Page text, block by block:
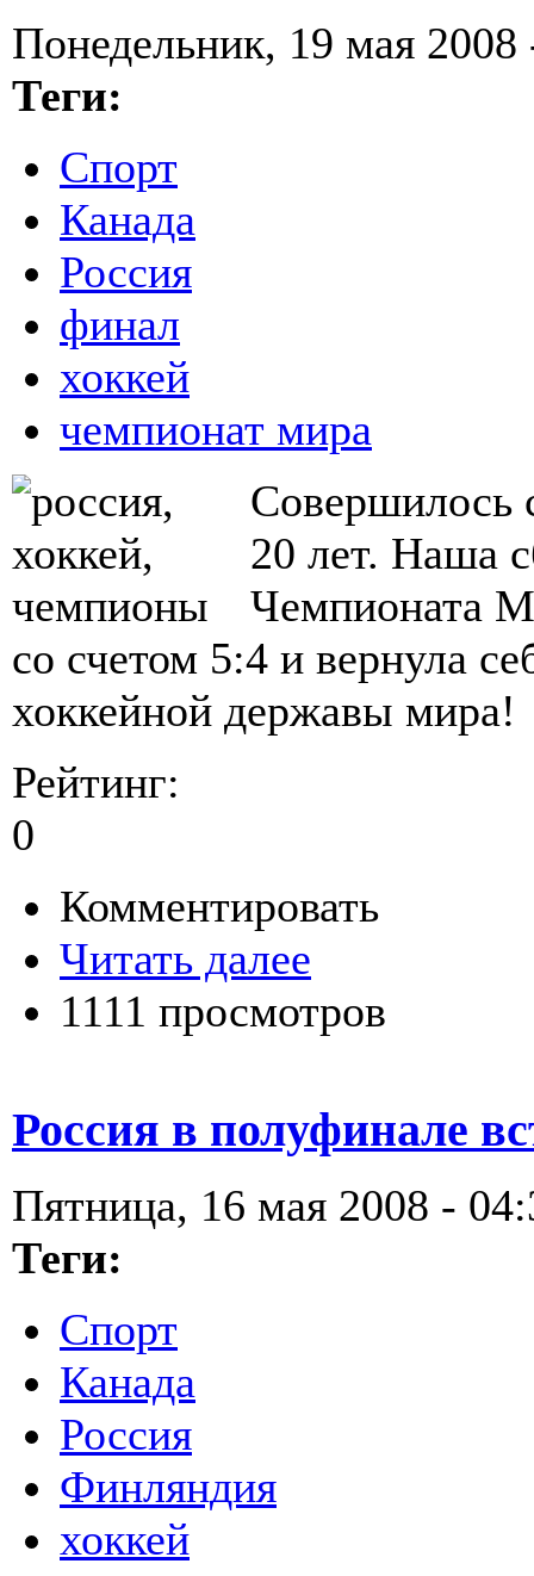
Понедельник, 19 мая 2008
Теги:
Спорт
Канада
Россия
финал
хоккей
чемпионат мира
Совершилось
20 лет. Наша
Чемпионата
со счетом 5:4 и вернула
хоккейной державы мира!
Рейтинг:
0
Комментировать
Читать далее
1111 просмотров
Россия в полуфинале
Пятница, 16 мая 2008 -
Теги:
Спорт
Канада
Россия
Финляндия
хоккей